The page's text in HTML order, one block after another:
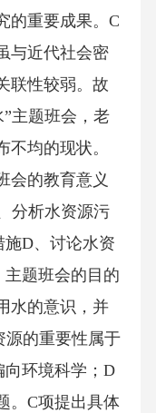
的重要成果。C
与近代社会密
联性较弱。故
主题班会，老
均的现状。
会的教育意义
分析水资源污
D、讨论水资
题班会的目的
水的意识，并
源的重要性属于
向环境科学；D
。C项提出具体